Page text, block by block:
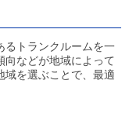
るトランクルームを一
向などが地域によって
域を選ぶことで、最適